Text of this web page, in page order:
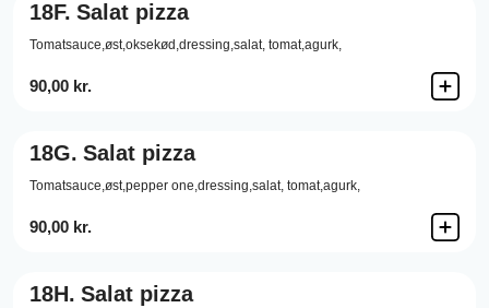
18F. Salat pizza
Tomatsauce,øst,oksekød,dressing,salat, tomat,agurk,
90,00 kr.
18G. Salat pizza
Tomatsauce,øst,pepper one,dressing,salat, tomat,agurk,
90,00 kr.
18H. Salat pizza